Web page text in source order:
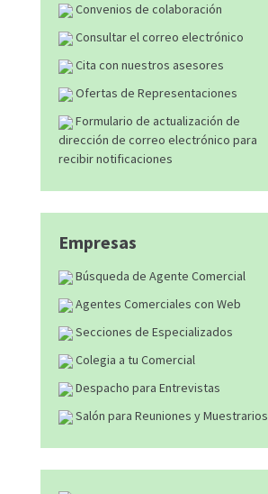
Convenios de colaboración
Consultar el correo electrónico
Cita con nuestros asesores
Ofertas de Representaciones
Formulario de actualización de
dirección de correo electrónico para
recibir notificaciones
Empresas
Búsqueda de Agente Comercial
Agentes Comerciales con Web
Secciones de Especializados
Colegia a tu Comercial
Despacho para Entrevistas
Salón para Reuniones y Muestrarios